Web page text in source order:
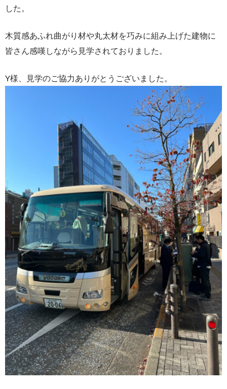
した。
木質感あふれ曲がり材や丸太材を巧みに組み上げた建物に
皆さん感嘆しながら見学されておりました。
Y様、見学のご協力ありがとうございました。